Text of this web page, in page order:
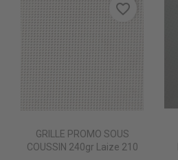
GRILLE PROMO SOUS
COUSSIN 240gr Laize 210
favorite_border